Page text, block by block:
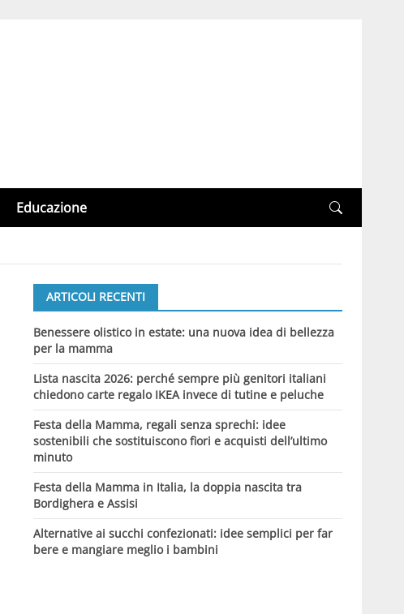
Educazione
ARTICOLI RECENTI
Benessere olistico in estate: una nuova idea di bellezza
per la mamma
Lista nascita 2026: perché sempre più genitori italiani
chiedono carte regalo IKEA invece di tutine e peluche
Festa della Mamma, regali senza sprechi: idee
sostenibili che sostituiscono fiori e acquisti dell’ultimo
minuto
Festa della Mamma in Italia, la doppia nascita tra
Bordighera e Assisi
Alternative ai succhi confezionati: idee semplici per far
bere e mangiare meglio i bambini